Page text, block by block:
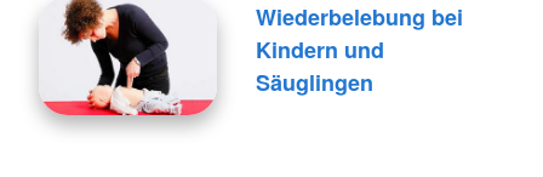
Wiederbelebung bei
Kindern und
Säuglingen